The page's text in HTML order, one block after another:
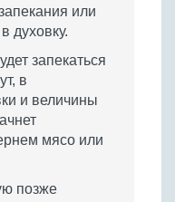
или
духовку.
запекаться
в
и величины
мясо или
позже